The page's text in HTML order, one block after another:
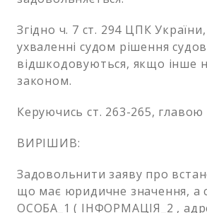
Згідно ч. 7 ст. 294 ЦПК
ухваленні судом рішення
відшкодовуються, якщо інше
законом.
Керуючись ст. 263-265,
ВИРІШИВ:
Задовольнити заяву про
що має юридичне значення, а
ОСОБА_1 ( ІНФОРМАЦІЯ_2 ,